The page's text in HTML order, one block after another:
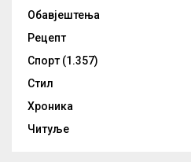
Обавјештења
Рецепт
Спорт (1.357)
Стил
Хроника
Читуље